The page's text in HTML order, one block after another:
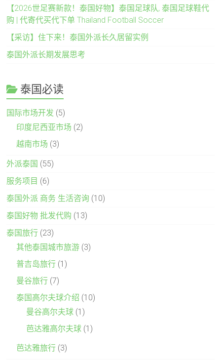
【2026世足赛新款！泰国好物】泰国足球队, 泰国足球鞋代
购 | 代寄代买代下单 Thailand Football Soccer
【采访】住下来！泰国外派长久居留实例
泰国外派长期发展思考
泰国必读
国际市场开发 (5)
印度尼西亚市场 (2)
越南市场 (3)
外派泰国 (55)
服务项目 (6)
泰国外派 商务 生活咨询 (10)
泰国好物 批发代购 (13)
泰国旅行 (23)
其他泰国城市旅游 (3)
普吉岛旅行 (1)
曼谷旅行 (7)
泰国高尔夫球介绍 (10)
曼谷高尔夫球 (1)
芭达雅高尔夫球 (1)
芭达雅旅行 (3)